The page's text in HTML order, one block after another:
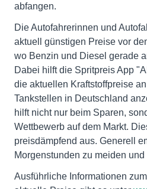
abfangen.
Die Autofahrerinnen und
aktuell günstigen Preise vor
wo Benzin und Diesel gerade
Dabei hilft die Spritpreis App
die aktuellen Kraftstoffpreise
Tankstellen in Deutschland
hilft nicht nur beim Sparen,
Wettbewerb auf dem Markt.
preisdämpfend aus. Generell
Morgenstunden zu meiden
Ausführliche Informationen